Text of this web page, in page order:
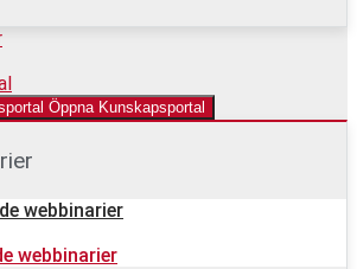
Öppna Kunskapsportal
webbinarier
webbinarier